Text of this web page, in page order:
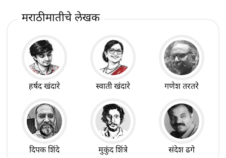
मराठीमातीचे लेखक
हर्षद खंदारे स्वाती खंदारे गणेश तरतरे
दिपक शिंदे मुकुंद शिंत्रे संदेश ढगे